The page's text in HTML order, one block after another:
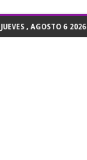
JUEVES , AGOSTO 6 2026